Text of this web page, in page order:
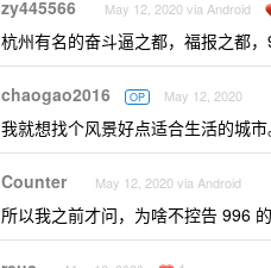
zy445566 May 12, 2020 via Android
杭州有名的奋斗逼之都，福报之都，
chaogao2016 OP May 12, 2020
我就想找个风景好点适合生活的城市
Counter May 12, 2020 via Android
所以我之前才问，为啥不控告 996